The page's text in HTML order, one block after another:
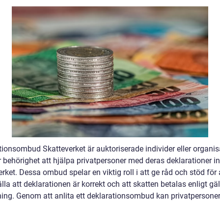
Skatteverket är auktoriserade individer eller
behörighet att hjälpa privatpersoner med deras deklarationer
Dessa ombud spelar en viktig roll i att ge råd och stöd för
att deklarationen är korrekt och att skatten betalas enligt
Genom att anlita ett deklarationsombud kan privatpersoner